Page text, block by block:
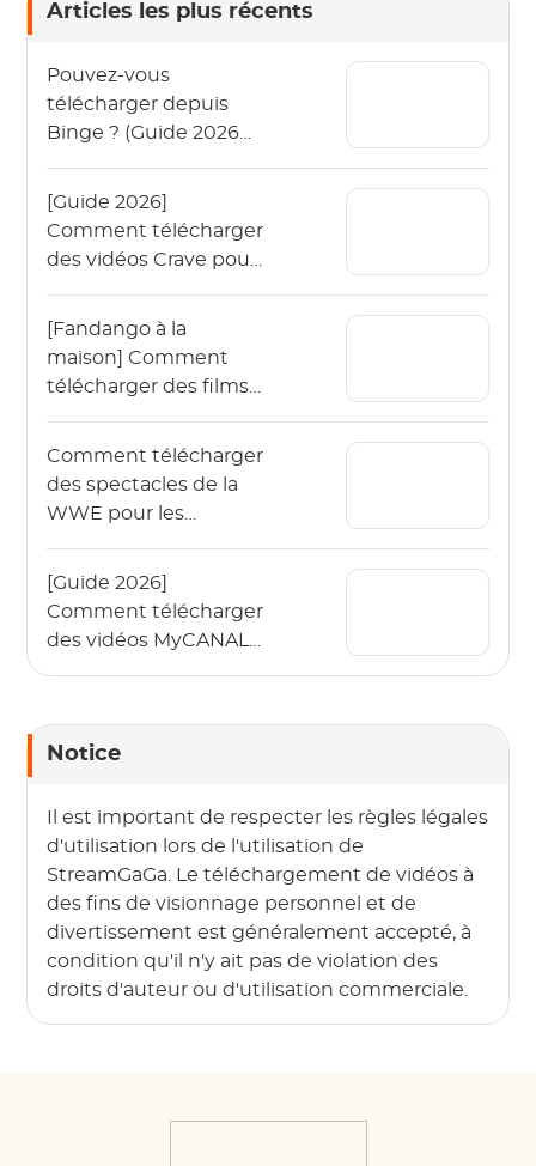
Articles les plus récents
Pouvez-vous
télécharger depuis
Binge ? (Guide 2026
hors ligne)
[Guide 2026]
Comment télécharger
des vidéos Crave pour
?
[Fandango à la
maison] Comment
télécharger des films
Comment télécharger
des spectacles de la
WWE pour les
2026 ?
[Guide 2026]
Comment télécharger
des vidéos MyCANAL
Notice
Il est important de respecter les règles légales
d'utilisation lors de l'utilisation de
StreamGaGa. Le téléchargement de vidéos à
des fins de visionnage personnel et de
divertissement est généralement accepté, à
condition qu'il n'y ait pas de violation des
droits d'auteur ou d'utilisation commerciale.